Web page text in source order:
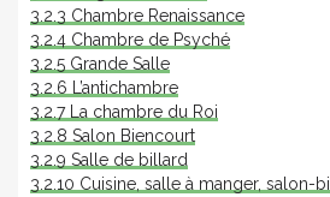
3.2.3 Chambre Renaissance
3.2.4 Chambre de Psyché
3.2.5 Grande Salle
3.2.6 L’antichambre
3.2.7 La chambre du Roi
3.2.8 Salon Biencourt
3.2.9 Salle de billard
3.2.10 Cuisine, salle à manger, salon-